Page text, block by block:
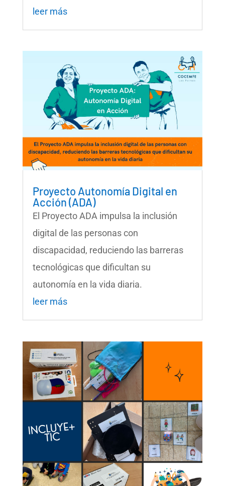
leer más
Proyecto Autonomía Digital en
Acción (ADA)
El Proyecto ADA impulsa la inclusión
digital de las personas con
discapacidad, reduciendo las barreras
tecnológicas que dificultan su
autonomía en la vida diaria.
leer más